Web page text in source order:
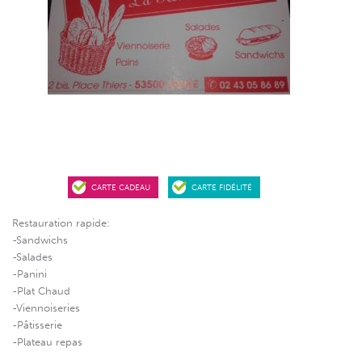
CARTE CADEAU CARTE FIDÉLITÉ
Restauration rapide:
-Sandwichs
-Salades
-Panini
-Plat Chaud
-Viennoiseries
-Pâtisserie
-Plateau repas